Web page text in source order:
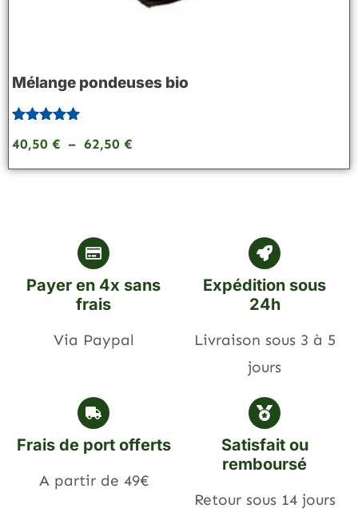
Mélange pondeuses bio
5.00
40,50 € – 62,50 €
Payer en 4x sans
frais
Via Paypal
Expédition sous
24h
Livraison sous 3 à 5
jours
Frais de port offerts
A partir de 49€
Satisfait ou
remboursé
Retour sous 14 jours